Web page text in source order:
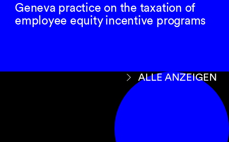
Geneva practice on the taxation of
employee equity incentive programs
ALLE ANZEIGEN